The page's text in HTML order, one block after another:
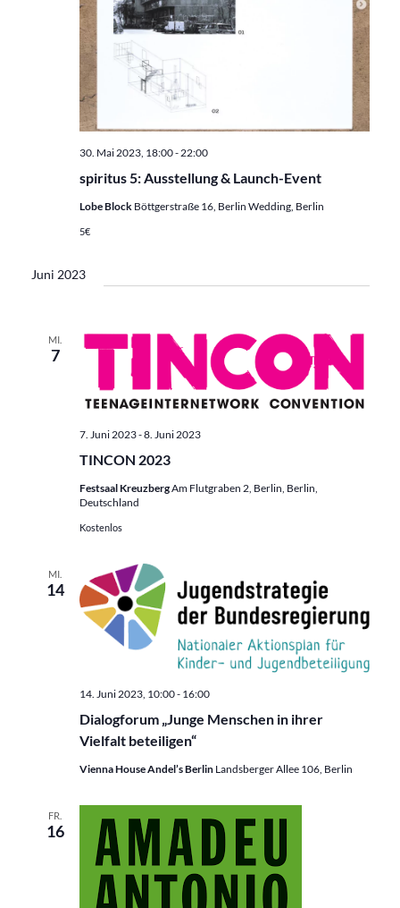
spiritus 5: Ausstellung & Launch-Event
30. Mai 2023, 18:00- 22:00
Lobe Block Böttgerstraße 16, Berlin Wedding, Berlin
5€
Juni 2023
MI.
7
TINCON 2023
7. Juni 2023-8. Juni 2023
Festsaal KreuzbergAm Flutgraben 2, Berlin, Berlin,
Deutschland
Kostenlos
MI.
14
Dialogforum „Junge Menschen in ihrer
Vielfalt beteiligen“
14. Juni 2023, 10:00- 16:00
Vienna House Andel’s Berlin Landsberger Allee 106, Berlin
FR.
16